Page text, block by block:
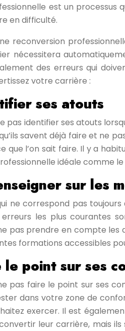
est un
en difficulté.
reconversion
nécessitera
des erreurs qui
votre carrière :
ses atouts
pas identifier ses atouts
savent déjà faire et ne
que l’on sait faire. Il y a
idéale comme le
sur les
ne correspond pas
erreurs les plus courantes
pas prendre en compte les
formations accessibles
point sur ses
pas faire le point sur ses
dans votre zone de
exercer. Il est
leur carrière, mais